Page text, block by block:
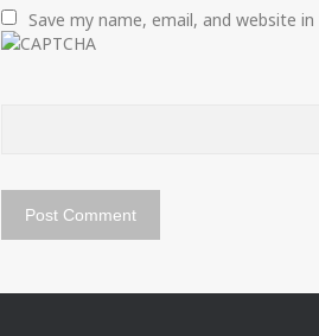
Save my name, email, and website